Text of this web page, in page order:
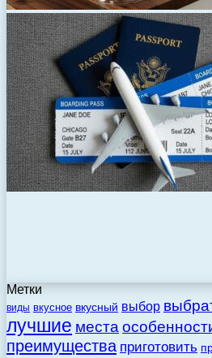
Метки
виды вкусное вкусный выбор
лучшие места
преимущества приготовить